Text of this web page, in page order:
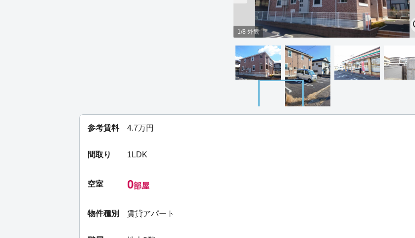
1/8 外観
参考賃料 4.7万円
間取り 1LDK
空室 0部屋
物件種別 賃貸アパート